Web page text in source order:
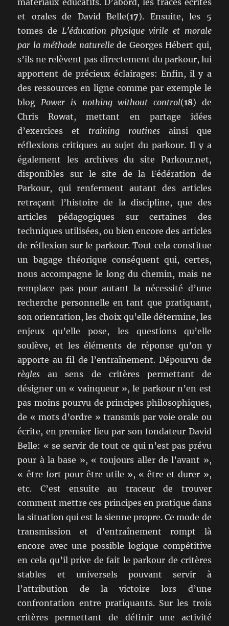
matériaux éducatifs. D’abord, les traces écrites
et orales de David Belle(17). Ensuite, les 5
tomes de L’éducation physique virile et morale
par la méthode naturellede Georges Hébert qui,
s’ils ne relèvent pas directement du parkour, lui
apportent de précieux éclairages: Enfin, il y a
des ressources en ligne comme par exemple le
blogPower is nothing without control(18) de
Chris Rowat, mettant en partage idées
d’exercices et training routinesainsi que
réflexions critiques au sujet du parkour. Il y a
également les archives du site Parkour.net,
disponibles sur le site de la Fédération de
Parkour, qui renferment autant des articles
retraçant l’histoire de la discipline, que des
articles pédagogiques sur certaines des
techniques utilisées, ou bien encore des articles
de réflexion sur le parkour. Tout cela constitue
un bagage théorique conséquent qui, certes,
nous accompagne le long du chemin, mais ne
remplace pas pour autant la nécessité d’une
recherche personnelle en tant que pratiquant,
son orientation, les choix qu’elle détermine, les
enjeux qu’elle pose, les questions qu’elle
soulève, et les éléments de réponse qu’on y
apporte au fil de l’entraînement. Dépourvu de
règles au sens de critères permettant de
désigner un « vainqueur », le parkour n’en est
pas moins pourvu de principes philosophiques,
de « mots d’ordre » transmis par voie orale ou
écrite, en premier lieu par son fondateur David
Belle: « se servir de tout ce qui n’est pas prévu
pour à la base », « toujours aller de l’avant »,
« être fort pour être utile », « être et durer »,
etc. C’est ensuite au traceur de trouver
comment mettre ces principes en pratique dans
la situation qui est la sienne propre. Ce mode de
transmission et d’entraînement rompt là
encore avec une possible logique compétitive
en cela qu’il prive de fait le parkour de critères
stables et universels pouvant servir à
l’attribution de la victoire lors d’une
confrontation entre pratiquants. Sur les trois
critères permettant de définir une activité